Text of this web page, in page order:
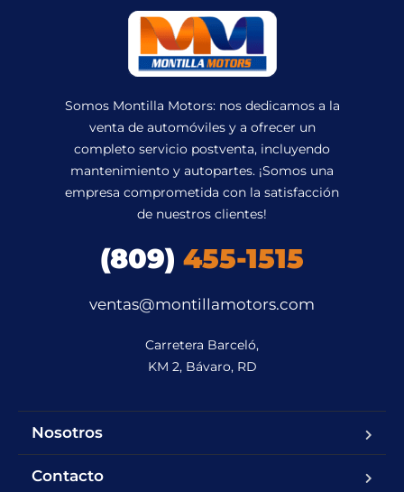
Somos Montilla Motors: nos dedicamos a la
venta de automóviles y a ofrecer un
completo servicio postventa, incluyendo
mantenimiento y autopartes. ¡Somos una
empresa comprometida con la satisfacción
de nuestros clientes!
(809) 455-1515
ventas@montillamotors.com
Carretera Barceló,
KM 2, Bávaro, RD
Nosotros
Contacto